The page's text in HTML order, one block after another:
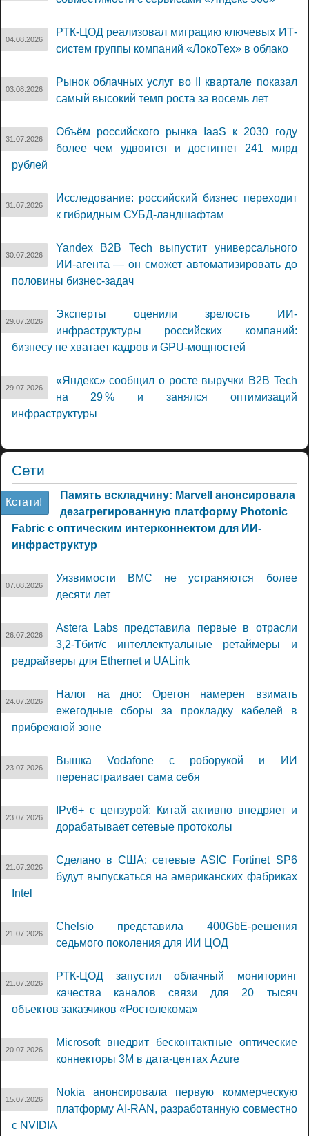
04.08.2026
РТК-ЦОД реализовал миграцию ключевых ИТ-
систем группы компаний «ЛокоТех» в облако
03.08.2026
Рынок облачных услуг во II квартале показал
самый высокий темп роста за восемь лет
31.07.2026
Объём российского рынка IaaS к 2030 году
более чем удвоится и достигнет 241 млрд
рублей
31.07.2026
Исследование: российский бизнес переходит
к гибридным СУБД-ландшафтам
30.07.2026
Yandex B2B Tech выпустит универсального
ИИ-агента — он сможет автоматизировать до
половины бизнес-задач
29.07.2026
Эксперты оценили зрелость ИИ-
инфраструктуры российских компаний:
бизнесу не хватает кадров и GPU-мощностей
29.07.2026
«Яндекс» сообщил о росте выручки B2B Tech
на 29 % и занялся оптимизаций
инфраструктуры
Сети
Кстати!
Память вскладчину: Marvell анонсировала
дезагрегированную платформу Photonic
Fabric с оптическим интерконнектом для ИИ-
инфраструктур
07.08.2026
Уязвимости BMC не устраняются более
десяти лет
26.07.2026
Astera Labs представила первые в отрасли
3,2-Тбит/с интеллектуальные ретаймеры и
редрайверы для Ethernet и UALink
24.07.2026
Налог на дно: Орегон намерен взимать
ежегодные сборы за прокладку кабелей в
прибрежной зоне
23.07.2026
Вышка Vodafone с роборукой и ИИ
перенастраивает сама себя
23.07.2026
IPv6+ с цензурой: Китай активно внедряет и
дорабатывает сетевые протоколы
21.07.2026
Сделано в США: сетевые ASIC Fortinet SP6
будут выпускаться на американских фабриках
Intel
21.07.2026
Chelsio представила 400GbE-решения
седьмого поколения для ИИ ЦОД
21.07.2026
РТК-ЦОД запустил облачный мониторинг
качества каналов связи для 20 тысяч
объектов заказчиков «Ростелекома»
20.07.2026
Microsoft внедрит бесконтактные оптические
коннекторы 3M в дата-центах Azure
15.07.2026
Nokia анонсировала первую коммерческую
платформу AI-RAN, разработанную совместно
с NVIDIA